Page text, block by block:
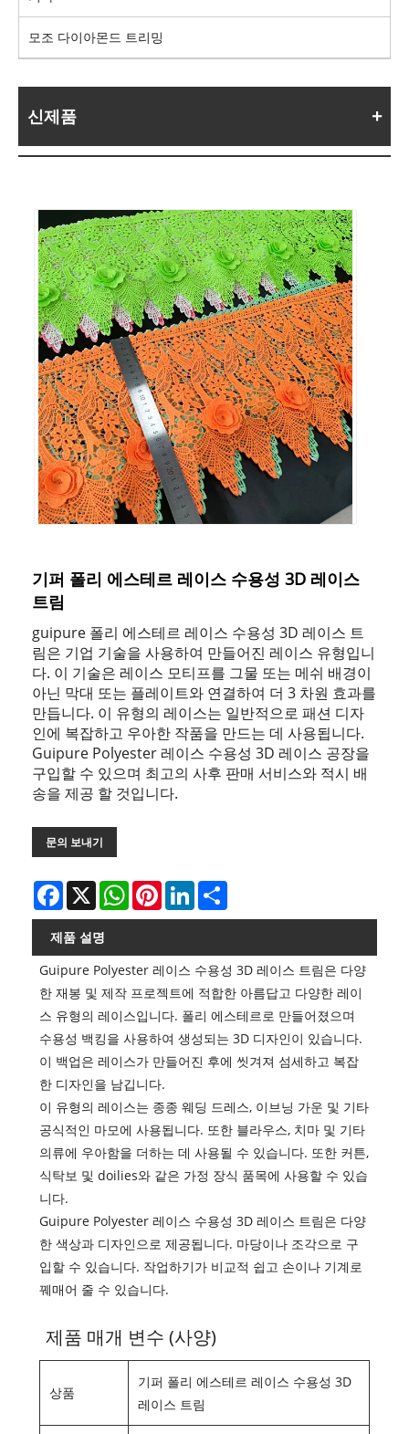
모조 다이아몬드 트리밍
신제품
기퍼 폴리 에스테르 레이스 수용성 3D 레이스
트림
guipure 폴리 에스테르 레이스 수용성 3D 레이스 트
림은 기업 기술을 사용하여 만들어진 레이스 유형입니
다. 이 기술은 레이스 모티프를 그물 또는 메쉬 배경이
아닌 막대 또는 플레이트와 연결하여 더 3 차원 효과를
만듭니다. 이 유형의 레이스는 일반적으로 패션 디자
인에 복잡하고 우아한 작품을 만드는 데 사용됩니다.
Guipure Polyester 레이스 수용성 3D 레이스 공장을
구입할 수 있으며 최고의 사후 판매 서비스와 적시 배
송을 제공 할 것입니다.
문의 보내기
Facebook
X WhatsAppPinterestLinkedIn
제품 설명
Guipure Polyester 레이스 수용성 3D 레이스 트림은 다양
한 재봉 및 제작 프로젝트에 적합한 아름답고 다양한 레이
스 유형의 레이스입니다. 폴리 에스테르로 만들어졌으며
수용성 백킹을 사용하여 생성되는 3D 디자인이 있습니다.
이 백업은 레이스가 만들어진 후에 씻겨져 섬세하고 복잡
한 디자인을 남깁니다.
이 유형의 레이스는 종종 웨딩 드레스, 이브닝 가운 및 기타
공식적인 마모에 사용됩니다. 또한 블라우스, 치마 및 기타
의류에 우아함을 더하는 데 사용될 수 있습니다. 또한 커튼,
식탁보 및 doilies와 같은 가정 장식 품목에 사용할 수 있습
니다.
Guipure Polyester 레이스 수용성 3D 레이스 트림은 다양
한 색상과 디자인으로 제공됩니다. 마당이나 조각으로 구
입할 수 있습니다. 작업하기가 비교적 쉽고 손이나 기계로
꿰매어 줄 수 있습니다.
제품 매개 변수 (사양)
상품
기퍼 폴리 에스테르 레이스 수용성 3D
레이스 트림